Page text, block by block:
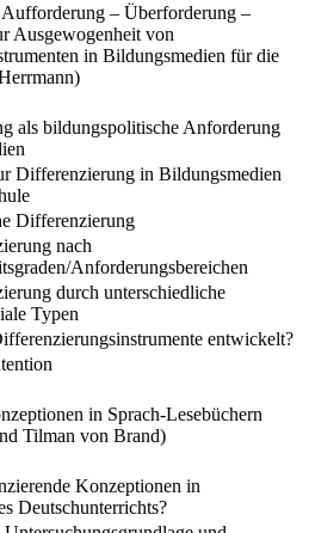
– Überforderung –
Ausgewogenheit von
in Bildungsmedien für die
als bildungspolitische Anforderung
Differenzierung in Bildungsmedien
Differenzierung
nach
Anforderungsbereichen
durch unterschiedliche
Typen
entwickelt?
in Sprach-Lesebüchern
Tilman von Brand)
Konzeptionen in
Deutschunterrichts?